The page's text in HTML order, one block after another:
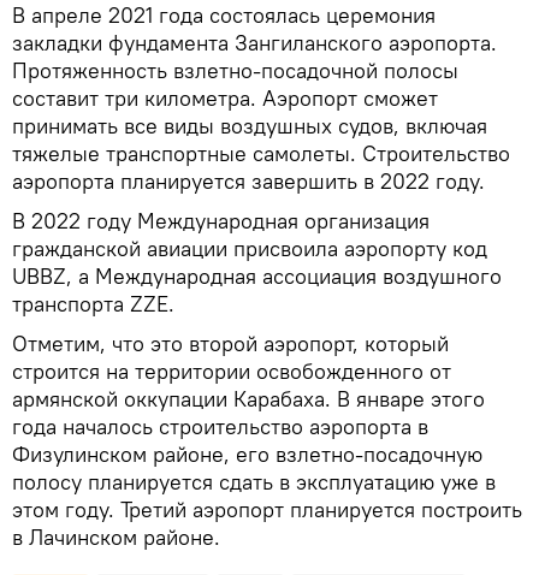
В апреле 2021 года состоялась церемония
закладки фундамента Зангиланского аэропорта.
Протяженность взлетно-посадочной полосы
составит три километра. Аэропорт сможет
принимать все виды воздушных судов, включая
тяжелые транспортные самолеты. Строительство
аэропорта планируется завершить в 2022 году.
В 2022 году Международная организация
гражданской авиации присвоила аэропорту код
UBBZ, а Международная ассоциация воздушного
транспорта ZZE.
Отметим, что это второй аэропорт, который
строится на территории освобожденного от
армянской оккупации Карабаха. В январе этого
года началось строительство аэропорта в
Физулинском районе, его взлетно-посадочную
полосу планируется сдать в эксплуатацию уже в
этом году. Третий аэропорт планируется построить
в Лачинском районе.